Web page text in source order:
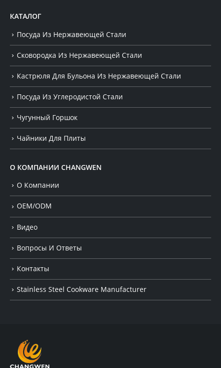
КАТАЛОГ
Посуда Из Нержавеющей Стали
Сковородка Из Нержавеющей Стали
Кастрюля Для Бульона Из Нержавеющей Стали
Посуда Из Углеродистой Стали
Чугунный Горшок
Чайники Для Плиты
О КОМПАНИИ CHANGWEN
О Компании
OEM/ODM
Видео
Вопросы И Ответы
Контакты
Stainless Steel Cookware Manufacturer